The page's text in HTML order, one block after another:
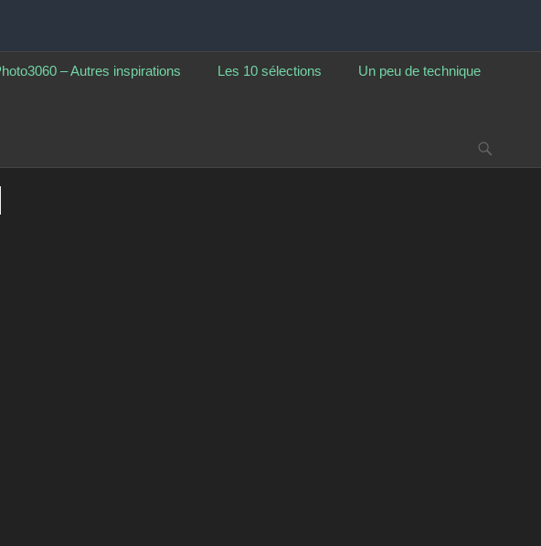
– Autres inspirations Les 10 sélections Un peu de technique